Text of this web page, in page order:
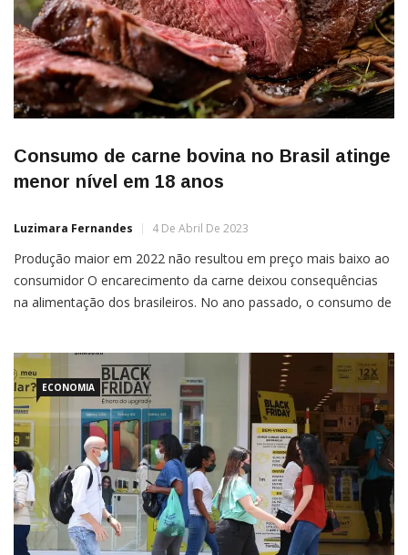
Consumo de carne bovina no Brasil atinge
menor nível em 18 anos
Luzimara Fernandes 4 De Abril De 2023
Produção maior em 2022 não resultou em preço mais baixo ao
consumidor O encarecimento da carne deixou consequências
na alimentação dos brasileiros. No ano passado, o consumo de
Consultoria Agro do Banco Itaú BBA. Segundo o documento,
foi […]ECONOMIA